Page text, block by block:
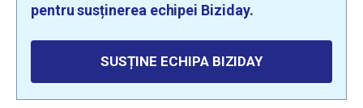
pentru susținerea echipei Biziday.
SUSȚINE ECHIPA BIZIDAY